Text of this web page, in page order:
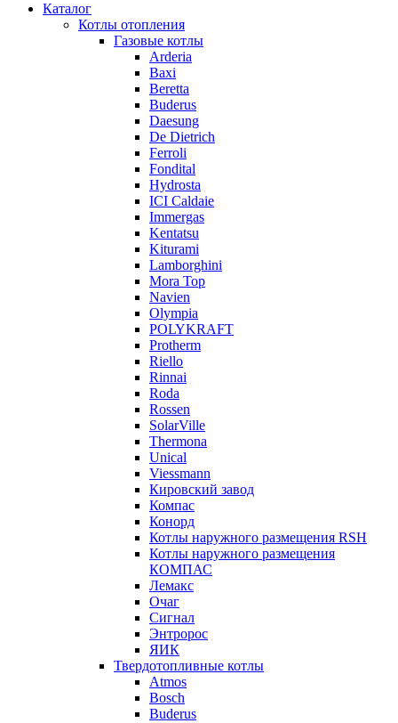
Каталог
Котлы отопления
Газовые котлы
Arderia
Baxi
Beretta
Buderus
Daesung
De Dietrich
Ferroli
Fondital
Hydrosta
ICI Caldaie
Immergas
Kentatsu
Kiturami
Lamborghini
Mora Top
Navien
Olympia
POLYKRAFT
Protherm
Riello
Rinnai
Roda
Rossen
SolarVille
Thermona
Unical
Viessmann
Кировский завод
Компас
Конорд
Котлы наружного размещения RSH
Котлы наружного размещения
КОМПАС
Лемакс
Очаг
Сигнал
Энтророс
ЯИК
Твердотопливные котлы
Atmos
Bosch
Buderus